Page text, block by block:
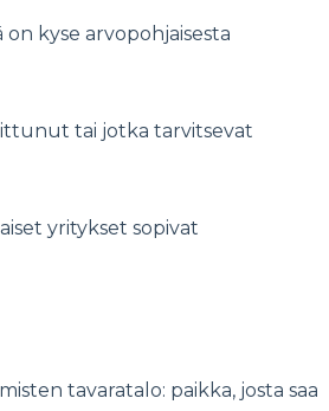
kyse arvopohjaisesta
tai jotka tarvitsevat
yritykset sopivat
tavaratalo: paikka, josta saa